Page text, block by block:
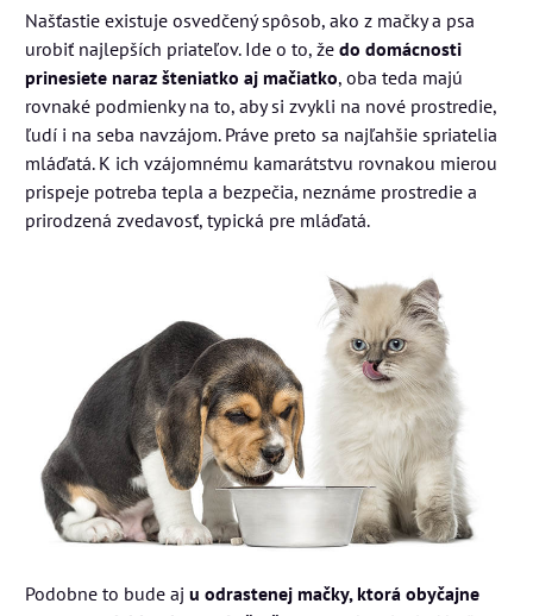
Našťastie existuje osvedčený spôsob, ako z mačky a psa
urobiť najlepších priateľov. Ide o to, že do domácnosti
prinesiete naraz šteniatko aj mačiatko, oba teda majú
rovnaké podmienky na to, aby si zvykli na nové prostredie,
ľudí i na seba navzájom. Práve preto sa najľahšie spriatelia
mláďatá. K ich vzájomnému kamarátstvu rovnakou mierou
prispeje potreba tepla a bezpečia, neznáme prostredie a
prirodzená zvedavosť, typická pre mláďatá.
Podobne to bude aj u odrastenej mačky, ktorá obyčajne